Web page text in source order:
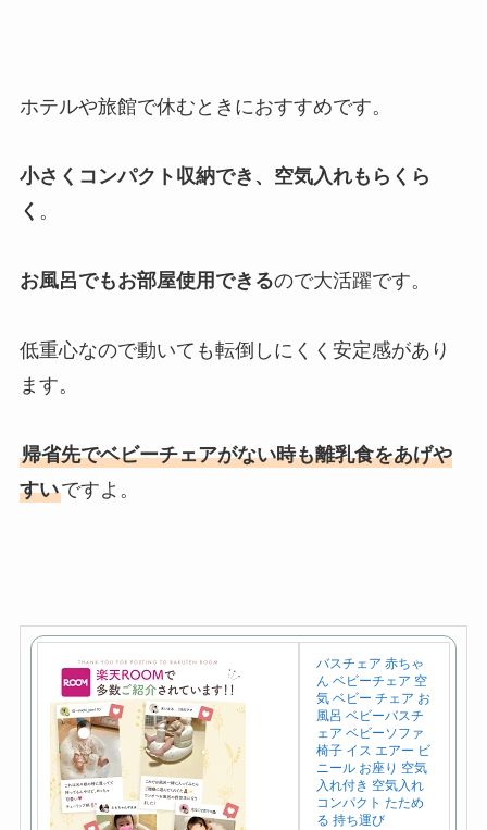
ホテルや旅館で休むときにおすすめです。
小さくコンパクト収納でき、空気入れもらくら
く 。
お風呂でもお部屋使用できるので大活躍です。
低重心なので動いても転倒しにくく安定感があり
ます。
帰省先でベビーチェアがない時も離乳食をあげや
すいですよ。
バスチェア 赤ちゃ
ん ベビーチェア 空
気 ベビー チェア お
風呂 ベビーバスチ
ェア ベビーソファ
椅子 イス エアー ビ
ニール お座り 空気
入れ付き 空気入れ
コンパクト たため
る 持ち運び